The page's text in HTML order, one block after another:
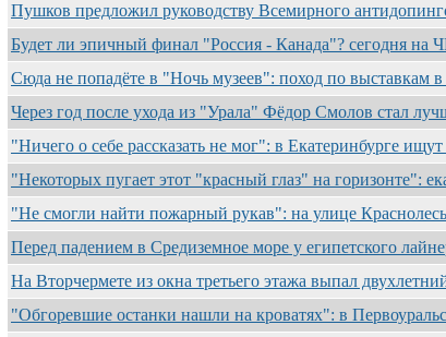
Пушков предложил руководству Всемирного
Будет ли эпичный финал "Россия - Канада"? сегодня на
Сюда не попадёте в "Ночь музеев": поход по выставкам
Через год после ухода из "Урала" Фёдор Смолов стал
"Ничего о себе рассказать не мог": в Екатеринбурге
"Некоторых пугает этот "красный глаз" на горизонте":
"Не смогли найти пожарный рукав": на улице
Перед падением в Средиземное море у египетского
На Вторчермете из окна третьего этажа выпал
"Обгоревшие останки нашли на кроватях": в